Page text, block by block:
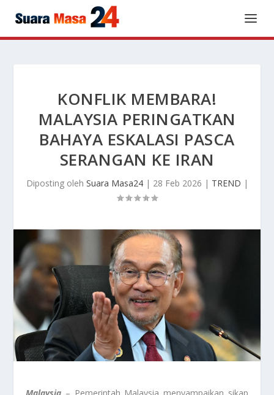
KONFLIK MEMBARA!
MALAYSIA PERINGATKAN
BAHAYA ESKALASI PASCA
SERANGAN KE IRAN
Diposting oleh Suara Masa24| 28 Feb 2026 | TREND |